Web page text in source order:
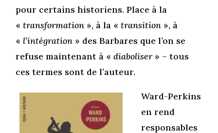
pour certains historiens. Place à la
«transformation », à la «transition », à
« l’intégration » des Barbares que l’on se
refuse maintenant à «diaboliser» – tous
ces termes sont de l’auteur.
Ward-Perkins
en rend
responsables